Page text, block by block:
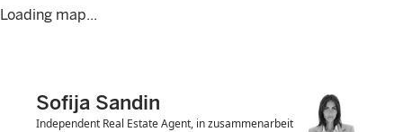
Loading map...
Sofija Sandin
Independent Real Estate Agent, in zusammenarbeit